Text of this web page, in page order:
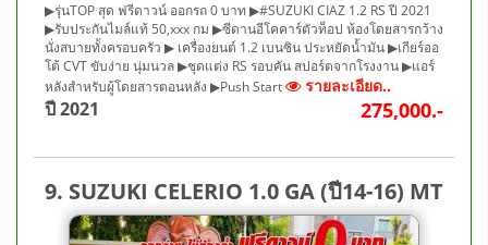
▶รุ่นTOP สุด ฟรีดาวน์ ออกรถ 0 บาท ▶#SUZUKI CIAZ 1.2 RS ปี 2021
▶รับประกันไมล์แท้ 50,xxx กม ▶ซีดานอีโคคาร์ตัวท็อป ห้องโดยสารกว้าง
นั่งสบายทั้งครอบครัว ▶ เครื่องยนต์ 1.2 เบนซิน ประหยัดน้ำมัน ▶เกียร์ออ
โต้ CVT ขับง่าย นุ่มนวล ▶ชุดแต่ง RS รอบคัน สปอร์ตจากโรงงาน ▶แอร์
หลังสำหรับผู้โดยสารตอนหลัง ▶Push Start
รายละเอียด..
ปี 2021 275,000.-
9. SUZUKI CELERIO 1.0 GA (ปี14-16) MT